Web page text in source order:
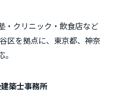
・クリニック・飲食店など
区を拠点に、東京都、神奈
築士事務所